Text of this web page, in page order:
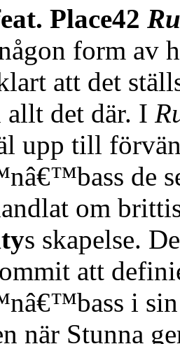
Place42
form av
att det
allt det där. I
upp till
de
om
s skapelse.
att
i
när Stunna